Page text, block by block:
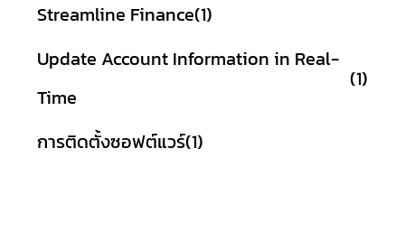
Streamline Finance(1)
Update Account Information in Real-
Time
(1)
การติดตั้งซอฟต์แวร์(1)